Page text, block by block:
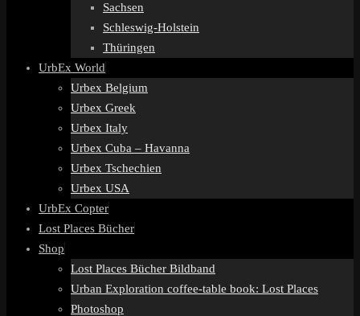
Sachsen
Schleswig-Holstein
Thüringen
UrbEx World
Urbex Belgium
Urbex Greek
Urbex Italy
Urbex Cuba – Havanna
Urbex Tschechien
Urbex USA
UrbEx Copter
Lost Places Bücher
Shop
Lost Places Bücher Bildband
Urban Exploration coffee-table book: Lost Places
Photoshop